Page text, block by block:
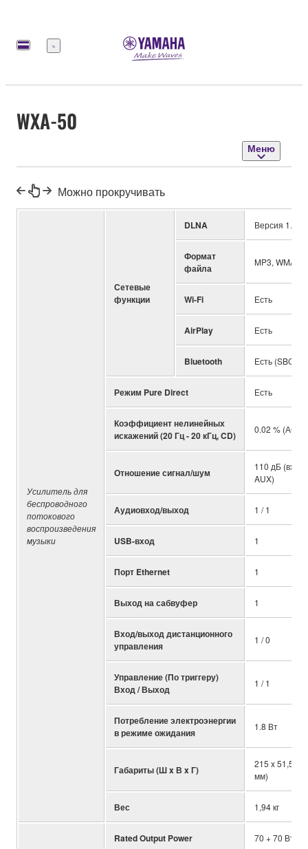
Меню
WXA-50
Меню
Можно прокручивать
Усилитель для
беспроводного
потокового
воспроизведения
музыки
Сетевые
функции
DLNA Версия 1.5
Формат
файла
MP3, WMA,
Wi-Fi Есть
AirPlay Есть
Bluetooth Есть (SBC /
Режим Pure Direct Есть
Коэффициент нелинейных
искажений (20 Гц - 20 кГц, CD)
0.02 % (АС
Отношение сигнал/шум
110 дБ
AUX)
Аудиовход/выход 1 / 1
USB-вход 1
Порт Ethernet 1
Выход на сабвуфер 1
Вход/выход дистанционного
управления
1 / 0
Управление (По триггеру)
Вход / Выход
1 / 1
Потребление электроэнергии
в режиме ожидания
1.8 Вт
Габариты (Ш x В x Г)
215 x 51,5 x
мм)
Вес 1,94 кг
Rated Output Power 70 + 70 Вт (6